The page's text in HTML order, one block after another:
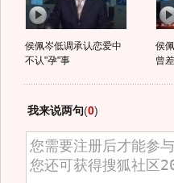
侯佩岑低调承认恋爱中
不认"孕"事
侯
曾
我来说两句(0)